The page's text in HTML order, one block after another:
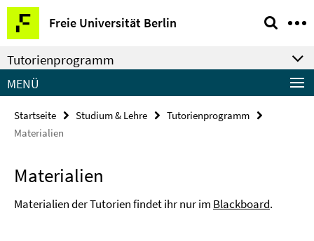
Springe
direkt
zu
Inhalt
Freie Universität Berlin
Service-
Navigation
Tutorienprogramm
MENÜ
Startseite Studium & Lehre
Tutorienprogramm
Materialien
Materialien
Materialien der Tutorien findet ihr nur im Blackboard.